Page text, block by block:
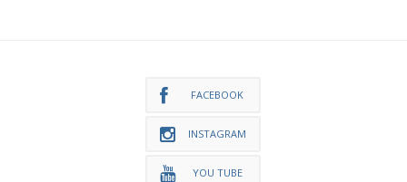
FACEBOOK
INSTAGRAM
YOU TUBE